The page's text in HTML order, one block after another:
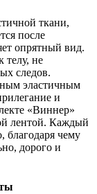
ткани,
после
опрятный вид.
телу, не
следов.
эластичным
и
«Виннер»
лентой. Каждый
благодаря чему
дорого и